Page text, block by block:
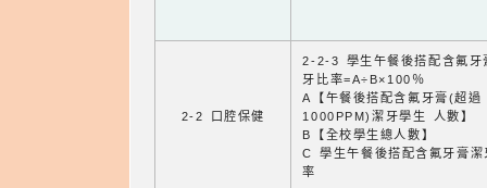
2-2 口腔保健
2-2-3 學生午餐後搭配含氟牙
牙比率=A÷B×100％
A【午餐後搭配含氟牙膏(超過
1000PPM)潔牙學生 人數】
B【全校學生總人數】
C 學生午餐後搭配含氟牙膏潔
率